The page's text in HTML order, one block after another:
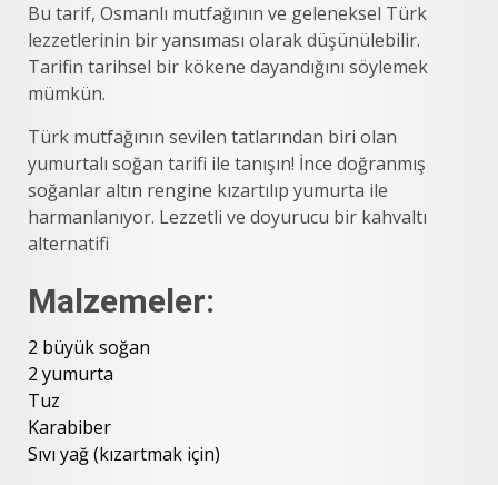
Bu tarif, Osmanlı mutfağının ve geleneksel Türk
lezzetlerinin bir yansıması olarak düşünülebilir.
Tarifin tarihsel bir kökene dayandığını söylemek
mümkün.
Türk mutfağının sevilen tatlarından biri olan
yumurtalı soğan tarifi ile tanışın! İnce doğranmış
soğanlar altın rengine kızartılıp yumurta ile
harmanlanıyor. Lezzetli ve doyurucu bir kahvaltı
alternatifi
Malzemeler:
2 büyük soğan
2 yumurta
Tuz
Karabiber
Sıvı yağ (kızartmak için)